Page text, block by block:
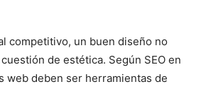
competitivo, un buen diseño no
de estética. Según SEO en
web deben ser herramientas de